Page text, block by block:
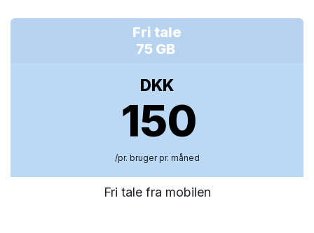
Fri tale
75 GB
DKK
150
/pr. bruger pr. måned
Fri tale fra mobilen